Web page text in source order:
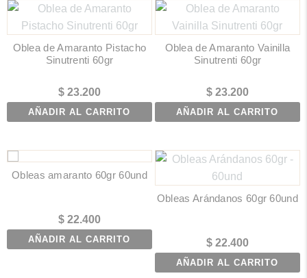
Oblea de Amaranto Pistacho
Sinutrenti 60gr
$23.200
AÑADIR AL CARRITO
Oblea de Amaranto Vainilla
Sinutrenti 60gr
$23.200
AÑADIR AL CARRITO
Obleas amaranto 60gr 60und
$22.400
AÑADIR AL CARRITO
Obleas Arándanos 60gr 60und
$22.400
AÑADIR AL CARRITO